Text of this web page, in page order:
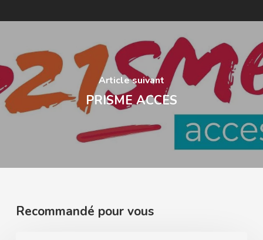
Article suivant
PRISME ACCES
Recommandé pour vous